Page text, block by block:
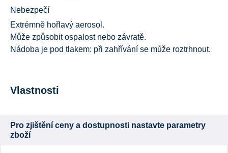
Nebezpečí
Extrémně hořlavý aerosol.
Může způsobit ospalost nebo závratě.
Nádoba je pod tlakem: při zahřívání se může roztrhnout.
Vlastnosti
Pro zjištění ceny a dostupnosti nastavte parametry
zboží